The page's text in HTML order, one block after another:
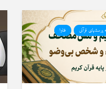
پرسشهای قرآنی
فتاوا